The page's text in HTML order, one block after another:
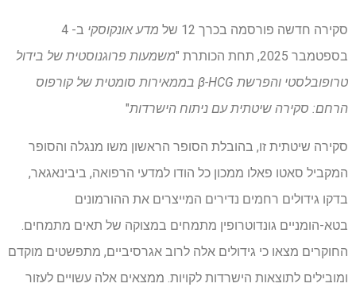
סקירה חדשה פורסמה בכרך 12 של מדע אונקוסקי
ב- 4
בספטמבר 2025, תחת הכותרת "
משמעות פרוגנוסטית של בידול
טרופובלסטי והפרשת β-HCG בממאירות סומטית של קורפוס
הרחם: סקירה שיטתית עם ניתוח הישרדות"
סקירה שיטתית זו, בהובלת הסופר הראשון משו מנגלה והסופר
המקביל סאטו פאלו ממכון כל הודו למדעי הרפואה, ביבינאגאר,
בדקו גידולים רחמים נדירים המייצרים את ההורמונים
בטא-הומניים גונדוטרופין מתמחים במצוקה של תאים מתמחים.
החוקרים מצאו כי גידולים אלה לרוב אגרסיביים, מתפשטים מוקדם
ומובילים לתוצאות הישרדות לקויות. ממצאים אלה עשויים לעזור